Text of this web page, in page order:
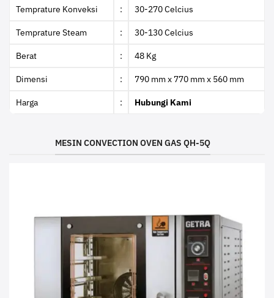
Temprature Konveksi : 30-270 Celcius
Temprature Steam : 30-130 Celcius
Berat : 48 Kg
Dimensi : 790 mm x 770 mm x 560 mm
Harga : Hubungi Kami
MESIN CONVECTION OVEN GAS QH-5Q